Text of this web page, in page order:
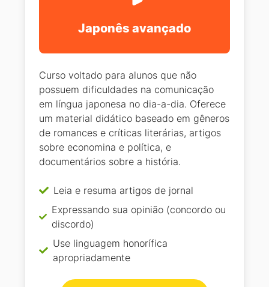
Japonês avançado
Curso voltado para alunos que não
possuem dificuldades na comunicação
em língua japonesa no dia-a-dia. Oferece
um material didático baseado em gêneros
de romances e críticas literárias, artigos
sobre economina e política, e
documentários sobre a história.
Leia e resuma artigos de jornal
Expressando sua opinião (concordo ou
discordo)
Use linguagem honorífica
apropriadamente